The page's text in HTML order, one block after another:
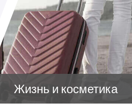
Жизнь и косметика